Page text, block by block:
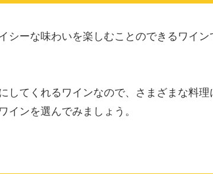
シーな味わいを楽しむことのできるワイン
してくれるワインなので、さまざまな料理
インを選んでみましょう。